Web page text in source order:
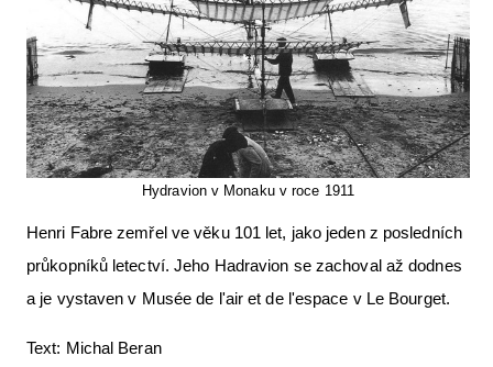
Hydravion v Monaku v roce 1911
Henri Fabre zemřel ve věku 101 let, jako jeden z posledních
průkopníků letectví. Jeho Hadravion se zachoval až dodnes
a je vystaven v Musée de l'air et de l'espace v Le Bourget.
Text: Michal Beran